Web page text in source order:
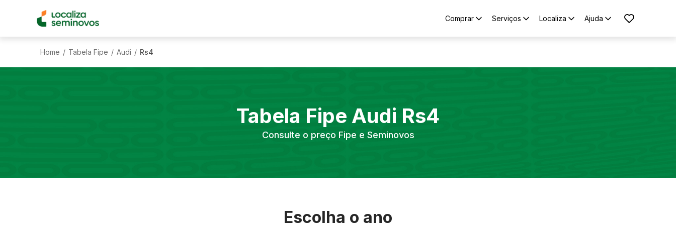
Comprar Serviços Localiza Ajuda
Home / Tabela Fipe / Audi / Rs4
Tabela Fipe Audi Rs4
Consulte o preço Fipe e Seminovos
Escolha o ano